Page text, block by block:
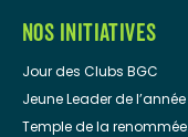
NOS INITIATIVES
Jour des Clubs BGC
Jeune Leader de l’année
Temple de la renommée